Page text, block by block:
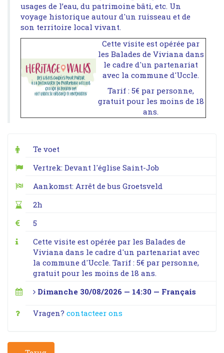
usages de l’eau, du patrimoine bâti, etc. Un
voyage historique autour d'un ruisseau et de
son territoire local vivant.
Cette visite est opérée par
les Balades de Viviana dans
le cadre d'un partenariat
avec la commune d'Uccle.
Tarif : 5€ par personne,
gratuit pour les moins de 18
ans.
Te voet
Vertrek: Devant l'église Saint-Job
Aankomst: Arrêt de bus Groetsveld
2h
5
Cette visite est opérée par les Balades de
Viviana dans le cadre d'un partenariat avec
la commune d'Uccle. Tarif : 5€ par personne,
gratuit pour les moins de 18 ans.
Dimanche 30/08/2026 — 14:30 — Français
Vragen? contacteer ons